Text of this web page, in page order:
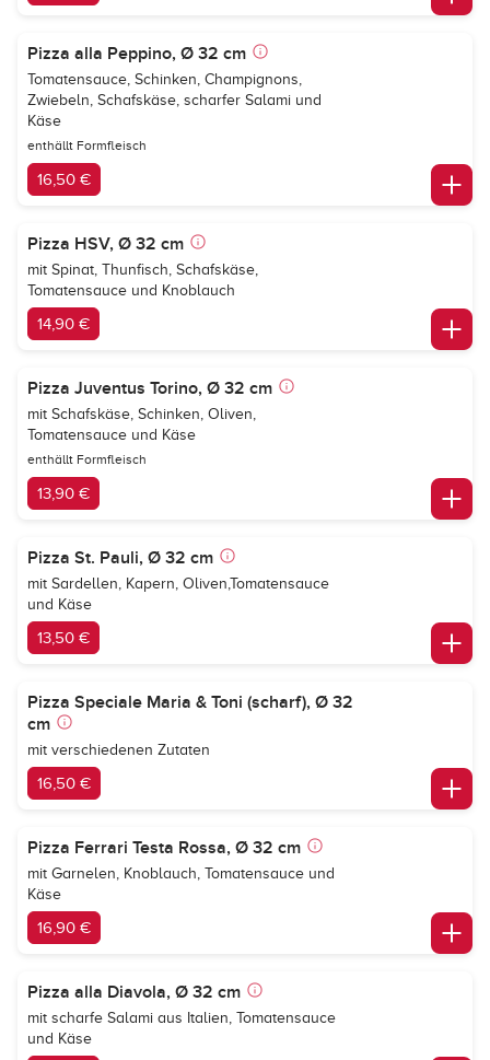
Pizza alla Peppino, Ø 32 cm
Tomatensauce, Schinken, Champignons,
Zwiebeln, Schafskäse, scharfer Salami und
Käse
enthällt Formfleisch
16,50 €
Pizza HSV, Ø 32 cm
mit Spinat, Thunfisch, Schafskäse,
Tomatensauce und Knoblauch
14,90 €
Pizza Juventus Torino, Ø 32 cm
mit Schafskäse, Schinken, Oliven,
Tomatensauce und Käse
enthällt Formfleisch
13,90 €
Pizza St. Pauli, Ø 32 cm
mit Sardellen, Kapern, Oliven,Tomatensauce
und Käse
13,50 €
Pizza Speciale Maria & Toni (scharf), Ø 32
cm
mit verschiedenen Zutaten
16,50 €
Pizza Ferrari Testa Rossa, Ø 32 cm
mit Garnelen, Knoblauch, Tomatensauce und
Käse
16,90 €
Pizza alla Diavola, Ø 32 cm
mit scharfe Salami aus Italien, Tomatensauce
und Käse